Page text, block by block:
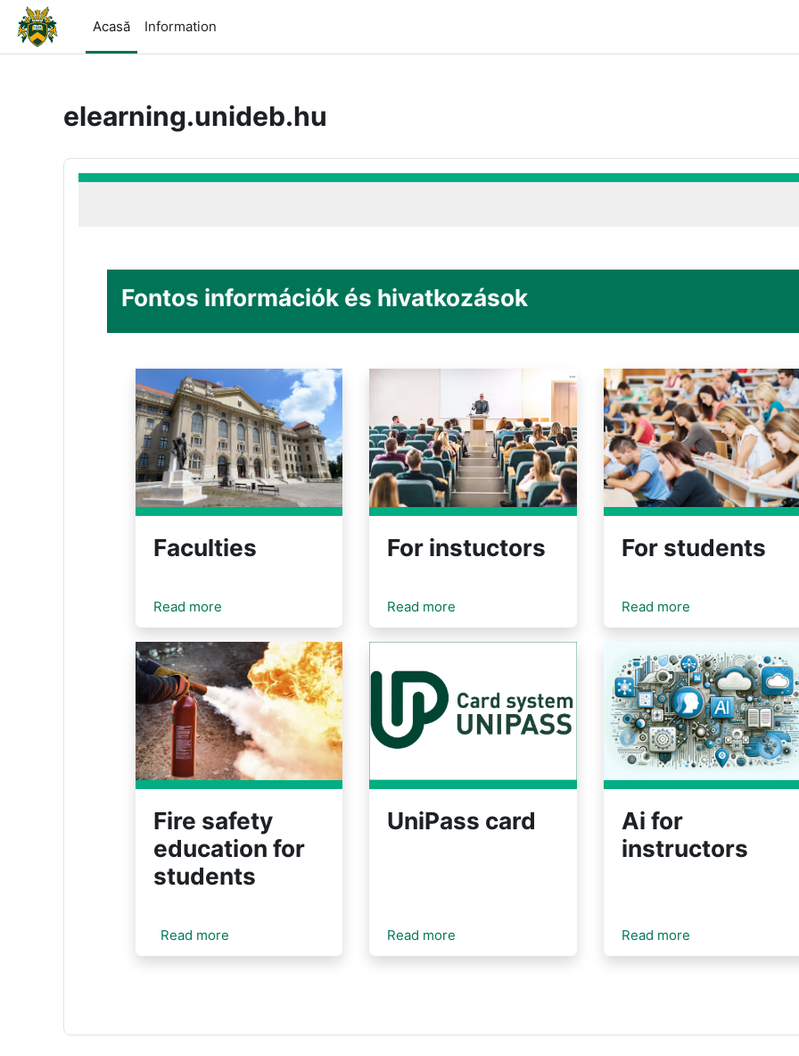
Sari la conţinutul principal
Acasă
Information
elearning.unideb.hu
Fontos információk és hivatkozások
Faculties
Read more
For instuctors
Read more
For students
Read more
Fire safety
education for
students
Read more
UniPass card
Read more
Ai for
instructors
Read more